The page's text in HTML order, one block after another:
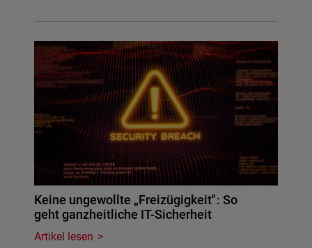
Keine ungewollte „Freizügigkeit": So
geht ganzheitliche IT-Sicherheit
Artikel lesen